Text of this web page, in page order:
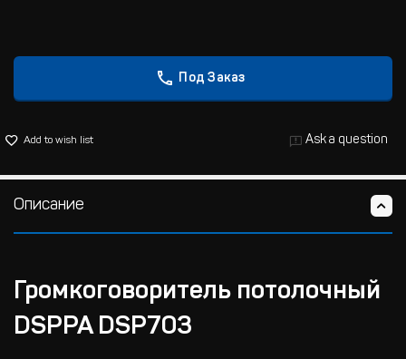
Под Заказ
Add to wish list Ask a question
Описание
Громкоговоритель потолочный
DSPPA DSP703